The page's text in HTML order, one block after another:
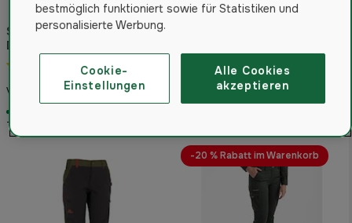
Swedteam Meadow
Damenhose Schwarz
5.0(1)
Von 66,99 €
Tagen.
Swedteam Lynx XTRM
Damen Antibite Jagdhose
Swedteam Orange
43,99 €
-20 % Rabatt im Warenkorb
bestmöglich funktioniert sowie für Statistiken und
personalisierte Werbung.
Cookie-
Einstellungen
Alle Cookies
akzeptieren